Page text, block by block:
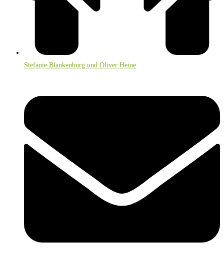
Stefanie Blankenburg und Oliver Heine